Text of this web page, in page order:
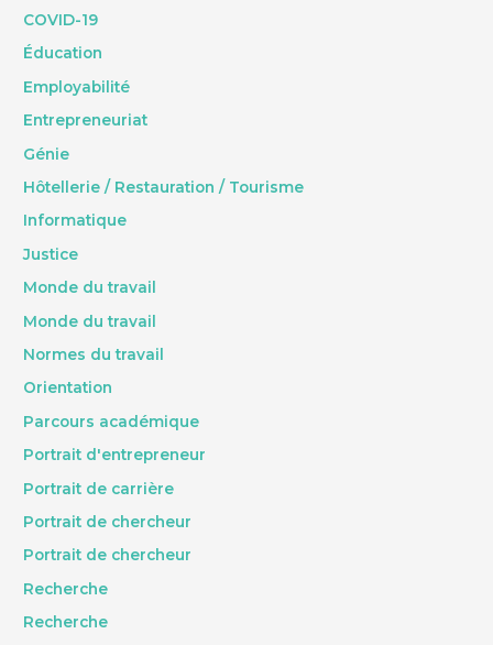
COVID-19
Éducation
Employabilité
Entrepreneuriat
Génie
Hôtellerie / Restauration / Tourisme
Informatique
Justice
Monde du travail
Monde du travail
Normes du travail
Orientation
Parcours académique
Portrait d'entrepreneur
Portrait de carrière
Portrait de chercheur
Portrait de chercheur
Recherche
Recherche